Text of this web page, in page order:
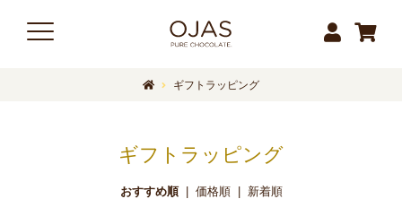
ギフトラッピング
ギフトラッピング
おすすめ順| 価格順| 新着順